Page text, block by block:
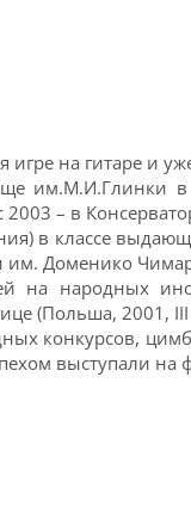
игре на гитаре и
им.М.И.Глинки
– в
в классе
им. Доменико
на народных
(Польша, 2001,
конкурсов,
выступали